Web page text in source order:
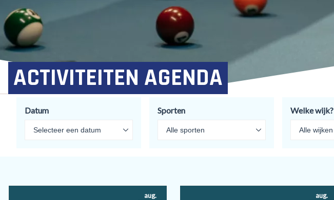
ACTIVITEITEN AGENDA
Datum Sporten Welke wijk?
aug. aug.